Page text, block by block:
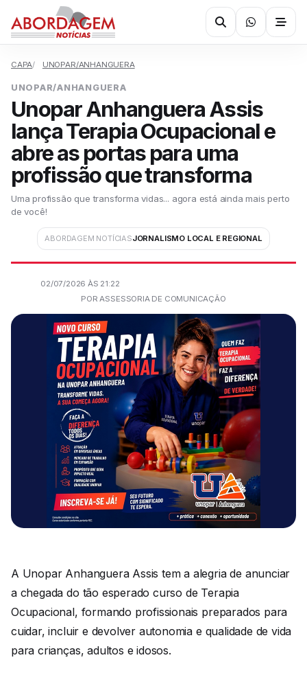
CAPA UNOPAR/ANHANGUERA
UNOPAR/ANHANGUERA
Unopar Anhanguera Assis
lança Terapia Ocupacional e
abre as portas para uma
profissão que transforma
Uma profissão que transforma vidas... agora está ainda mais perto
de você!
ABORDAGEM NOTÍCIASJORNALISMO LOCAL E REGIONAL
02/07/2026 ÀS 21:22
POR ASSESSORIA DE COMUNICAÇÃO
A Unopar Anhanguera Assis tem a alegria de anunciar
a chegada do tão esperado curso de Terapia
Ocupacional, formando profissionais preparados para
cuidar, incluir e devolver autonomia e qualidade de vida
para crianças, adultos e idosos.